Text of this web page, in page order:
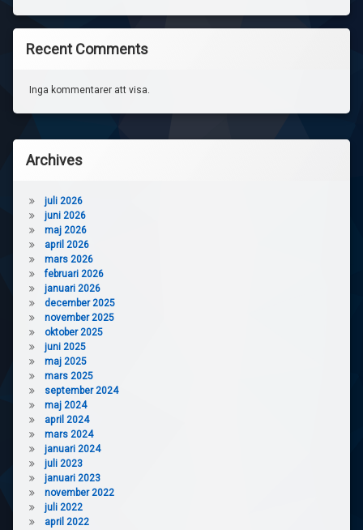
Recent Comments
Inga kommentarer att visa.
Archives
juli 2026
juni 2026
maj 2026
april 2026
mars 2026
februari 2026
januari 2026
december 2025
november 2025
oktober 2025
juni 2025
maj 2025
mars 2025
september 2024
maj 2024
april 2024
mars 2024
januari 2024
juli 2023
januari 2023
november 2022
juli 2022
april 2022